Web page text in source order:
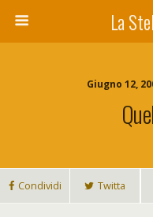
La
Giugno 12,
Condividi Twitta